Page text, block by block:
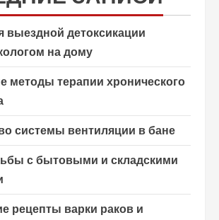
выездной детоксикации
на дому
методы терапии хронического
системы вентиляции в бане
с бытовыми и складскими
рецепты варки раков и